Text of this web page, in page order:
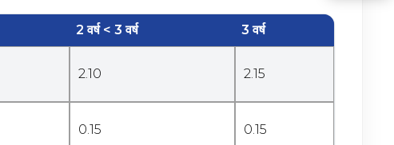
2 वर्ष < 3 वर्ष 3 वर्ष
2.10 2.15
0.15 0.15